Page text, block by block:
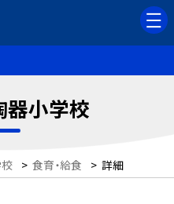
器小学校
> 食育・給食 > 詳細